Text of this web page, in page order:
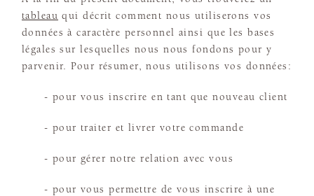
tableau qui décrit comment nous utiliserons vos
données à caractère personnel ainsi que les bases
légales sur lesquelles nous nous fondons pour y
parvenir. Pour résumer, nous utilisons vos données:
- pour vous inscrire en tant que nouveau client
- pour traiter et livrer votre commande
- pour gérer notre relation avec vous
- pour vous permettre de vous inscrire à une